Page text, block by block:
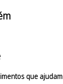
que